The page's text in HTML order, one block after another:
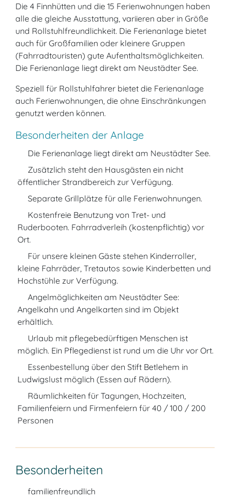
Die 4 Finnhütten und die 15 Ferienwohnungen haben
alle die gleiche Ausstattung, variieren aber in Größe
und Rollstuhlfreundlichkeit. Die Ferienanlage bietet
auch für Großfamilien oder kleinere Gruppen
(Fahrradtouristen) gute Aufenthaltsmöglichkeiten.
Die Ferienanlage liegt direkt am Neustädter See.
Speziell für Rollstuhlfahrer bietet die Ferienanlage
auch Ferienwohnungen, die ohne Einschränkungen
genutzt werden können.
Besonderheiten der Anlage
Die Ferienanlage liegt direkt am Neustädter See.
Zusätzlich steht den Hausgästen ein nicht
öffentlicher Strandbereich zur Verfügung.
Separate Grillplätze für alle Ferienwohnungen.
Kostenfreie Benutzung von Tret- und
Ruderbooten. Fahrradverleih (kostenpflichtig) vor
Ort.
Für unsere kleinen Gäste stehen Kinderroller,
kleine Fahrräder, Tretautos sowie Kinderbetten und
Hochstühle zur Verfügung.
Angelmöglichkeiten am Neustädter See:
Angelkahn und Angelkarten sind im Objekt
erhältlich.
Urlaub mit pflegebedürftigen Menschen ist
möglich. Ein Pflegedienst ist rund um die Uhr vor Ort.
Essenbestellung über den Stift Betlehem in
Ludwigslust möglich (Essen auf Rädern).
Räumlichkeiten für Tagungen, Hochzeiten,
Familienfeiern und Firmenfeiern für 40 / 100 / 200
Personen
Besonderheiten
familienfreundlich